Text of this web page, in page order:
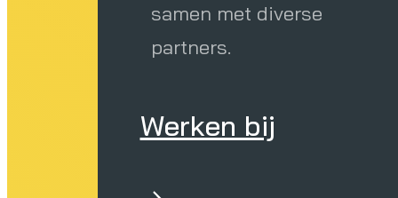
samen met diverse
partners.
Werken bij